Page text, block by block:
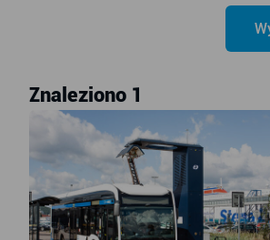
Znaleziono 1